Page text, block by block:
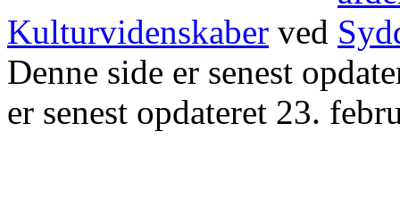
Kulturvidenskaber ved
Denne side er senest
er senest opdateret 23.